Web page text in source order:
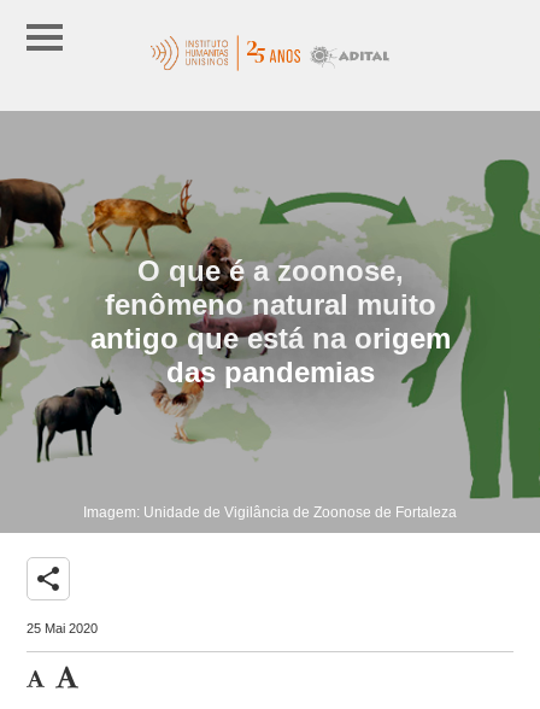
O que é a zoonose,
fenômeno natural muito
antigo que está na origem
das pandemias
Imagem: Unidade de Vigilância de Zoonose de Fortaleza
share
25 Mai 2020